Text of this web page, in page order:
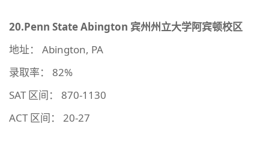
20.Penn State Abington 宾州州立大学阿宾顿校区
地址： Abington, PA
录取率： 82%
SAT 区间： 870-1130
ACT 区间： 20-27